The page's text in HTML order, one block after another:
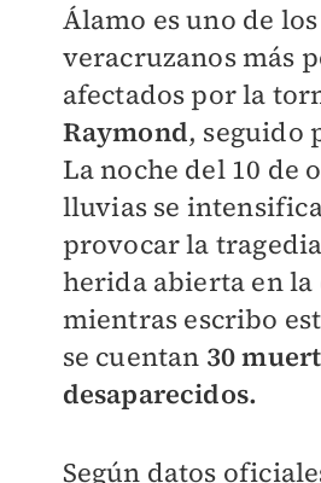
Álamo es uno de
veracruzanos más
afectados por la
Raymond, seguido
La noche del 10 de
lluvias se
provocar la
herida abierta en la
mientras escribo
se cuentan 30
desaparecidos.
Según datos